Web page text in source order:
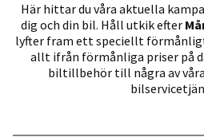
Här hittar du våra aktuella
dig och din bil. Håll utkik efter
lyfter fram ett speciellt förmånligt
allt ifrån förmånliga priser på
biltillbehör till några av